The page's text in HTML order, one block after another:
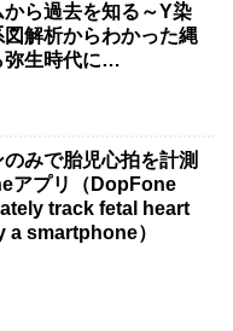
ら過去を知る～Y染
解析からわかった縄
弥生時代に…
みで胎児心拍を計測
アプリ（DopFone
track fetal heart
smartphone）